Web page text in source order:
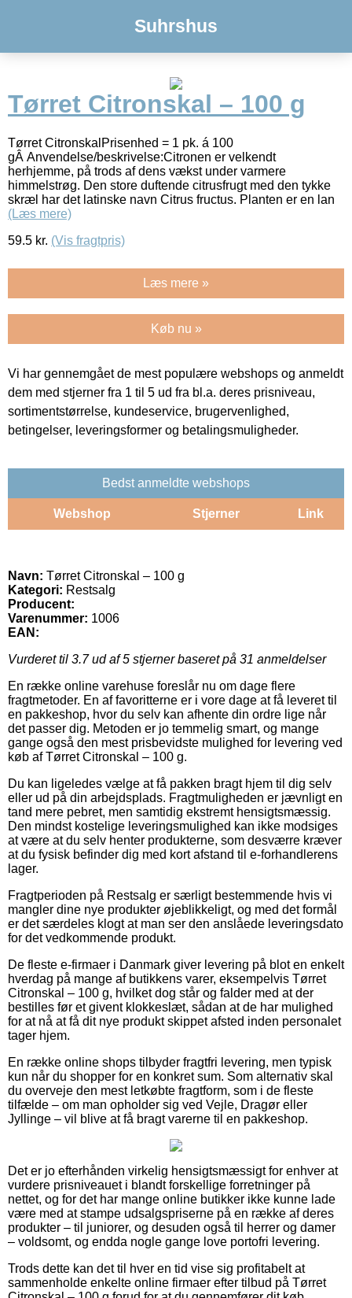
Suhrshus
Tørret Citronskal – 100 g
Tørret CitronskalPrisenhed = 1 pk. á 100
gÂ Anvendelse/beskrivelse:Citronen er velkendt
herhjemme, på trods af dens vækst under varmere
himmelstrøg. Den store duftende citrusfrugt med den tykke
skræl har det latinske navn Citrus fructus. Planten er en lan
(Læs mere)
59.5 kr. (Vis fragtpris)
Læs mere »
Køb nu »
Vi har gennemgået de mest populære webshops og anmeldt
dem med stjerner fra 1 til 5 ud fra bl.a. deres prisniveau,
sortimentstørrelse, kundeservice, brugervenlighed,
betingelser, leveringsformer og betalingsmuligheder.
Bedst anmeldte webshops
Webshop Stjerner Link
Navn: Tørret Citronskal – 100 g
Kategori: Restsalg
Producent:
Varenummer: 1006
EAN:
Vurderet til 3.7ud af 5 stjerner baseret på 31 anmeldelser
En række online varehuse foreslår nu om dage flere
fragtmetoder. En af favoritterne er i vore dage at få leveret til
en pakkeshop, hvor du selv kan afhente din ordre lige når
det passer dig. Metoden er jo temmelig smart, og mange
gange også den mest prisbevidste mulighed for levering ved
køb af Tørret Citronskal – 100 g.
Du kan ligeledes vælge at få pakken bragt hjem til dig selv
eller ud på din arbejdsplads. Fragtmuligheden er jævnligt en
tand mere pebret, men samtidig ekstremt hensigtsmæssig.
Den mindst kostelige leveringsmulighed kan ikke modsiges
at være at du selv henter produkterne, som desværre kræver
at du fysisk befinder dig med kort afstand til e-forhandlerens
lager.
Fragtperioden på Restsalg er særligt bestemmende hvis vi
mangler dine nye produkter øjeblikkeligt, og med det formål
er det særdeles klogt at man ser den anslåede leveringsdato
for det vedkommende produkt.
De fleste e-firmaer i Danmark giver levering på blot en enkelt
hverdag på mange af butikkens varer, eksempelvis Tørret
Citronskal – 100 g, hvilket dog står og falder med at der
bestilles før et givent klokkeslæt, sådan at de har mulighed
for at nå at få dit nye produkt skippet afsted inden personalet
tager hjem.
En række online shops tilbyder fragtfri levering, men typisk
kun når du shopper for en konkret sum. Som alternativ skal
du overveje den mest letkøbte fragtform, som i de fleste
tilfælde – om man opholder sig ved Vejle, Dragør eller
Jyllinge – vil blive at få bragt varerne til en pakkeshop.
Det er jo efterhånden virkelig hensigtsmæssigt for enhver at
vurdere prisniveauet i blandt forskellige forretninger på
nettet, og for det har mange online butikker ikke kunne lade
være med at stampe udsalgspriserne på en række af deres
produkter – til juniorer, og desuden også til herrer og damer
– voldsomt, og endda nogle gange love portofri levering.
Trods dette kan det til hver en tid vise sig profitabelt at
sammenholde enkelte online firmaer efter tilbud på Tørret